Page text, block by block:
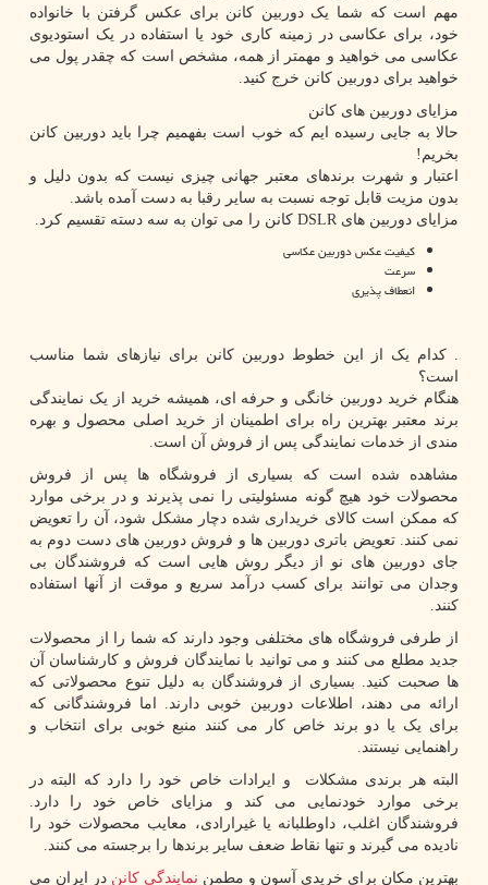
مهم است که شما یک دوربین کانن برای عکس گرفتن با خانواده
خود، برای عکاسی در زمینه کاری خود یا استفاده در یک استودیوی
عکاسی می خواهید و مهمتر از همه، مشخص است که چقدر پول می
خواهید برای دوربین کانن خرج کنید.
مزایای دوربین های کانن
حالا به جایی رسیده ایم که خوب است بفهمیم چرا باید دوربین کانن
بخریم !
اعتبار و شهرت برندهای معتبر جهانی چیزی نیست که بدون دلیل و
بدون مزیت قابل توجه نسبت به سایر رقبا به دست آمده باشد.
مزایای دوربین های DSLR کانن را می توان به سه دسته تقسیم کرد.
کیفیت عکس دوربین عکاسی
سرعت
انعطاف پذیری
. کدام یک از این خطوط دوربین کانن برای نیازهای شما مناسب
است؟
هنگام خرید دوربین خانگی و حرفه ای، همیشه خرید از یک نمایندگی
برند معتبر بهترین راه برای اطمینان از خرید اصلی محصول و بهره
مندی از خدمات نمایندگی پس از فروش آن است.
مشاهده شده است که بسیاری از فروشگاه ها پس از فروش
محصولات خود هیچ گونه مسئولیتی را نمی پذیرند و در برخی موارد
که ممکن است کالای خریداری شده دچار مشکل شود، آن را تعویض
نمی کنند. تعویض باتری دوربین ها و فروش دوربین های دست دوم به
جای دوربین های نو از دیگر روش هایی است که فروشندگان بی
وجدان می توانند برای کسب درآمد سریع و موقت از آنها استفاده
کنند.
از طرفی فروشگاه های مختلفی وجود دارند که شما را از محصولات
جدید مطلع می کنند و می توانید با نمایندگان فروش و کارشناسان آن
ها صحبت کنید. بسیاری از فروشندگان به دلیل تنوع محصولاتی که
ارائه می دهند، اطلاعات دوربین خوبی دارند. اما فروشندگانی که
برای یک یا دو برند خاص کار می کنند منبع خوبی برای انتخاب و
راهنمایی نیستند.
البته هر برندی مشکلات و ایرادات خاص خود را دارد که البته در
برخی موارد خودنمایی می کند و مزایای خاص خود را دارد.
فروشندگان اغلب، داوطلبانه یا غیرارادی، معایب محصولات خود را
نادیده می گیرند و تنها نقاط ضعف سایر برندها را برجسته می کنند.
بهترین مکان برای خریدی آسون و مطمن نمایندگی کانن در ایران می